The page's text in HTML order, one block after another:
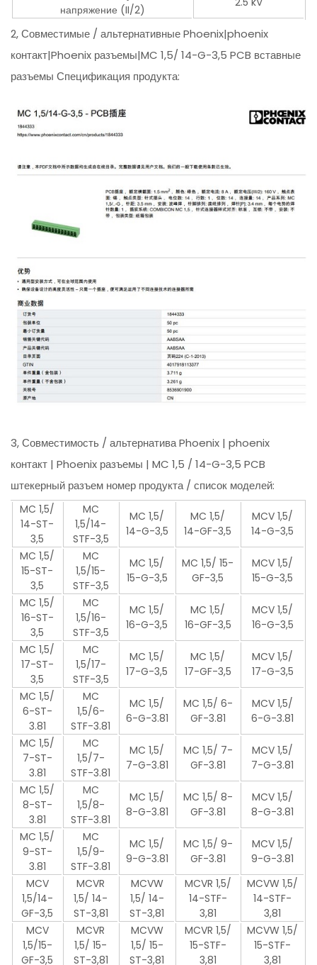
напряжение (II/2)
2, Совместимые / альтернативные Phoenix|phoenix
контакт|Phoenix разъемы|MC 1,5/ 14-G-3,5 PCB вставные
разъемы Спецификация продукта:
3, Совместимость / альтернатива Phoenix | phoenix
контакт | Phoenix разъемы | MC 1,5 / 14-G-3,5 PCB
штекерный разъем номер продукта / список моделей:
MC 1,5/
14-ST-
3,5
MC
1,5/14-
STF-3,5
MC 1,5/
14-G-3,5
MC 1,5/
14-GF-3,5
MCV 1,5/
14-G-3,5
MC 1,5/
15-ST-
3,5
MC
1,5/15-
STF-3,5
MC 1,5/
15-G-3,5
MC 1,5/ 15-
GF-3,5
MCV 1,5/
15-G-3,5
MC 1,5/
16-ST-
3,5
MC
1,5/16-
STF-3,5
MC 1,5/
16-G-3,5
MC 1,5/
16-GF-3,5
MCV 1,5/
16-G-3,5
MC 1,5/
17-ST-
3,5
MC
1,5/17-
STF-3,5
MC 1,5/
17-G-3,5
MC 1,5/
17-GF-3,5
MCV 1,5/
17-G-3,5
MC 1,5/
6-ST-
3.81
MC
1,5/6-
STF-3.81
MC 1,5/
6-G-3.81
MC 1,5/ 6-
GF-3.81
MCV 1,5/
6-G-3.81
MC 1,5/
7-ST-
3.81
MC
1,5/7-
STF-3.81
MC 1,5/
7-G-3.81
MC 1,5/ 7-
GF-3.81
MCV 1,5/
7-G-3.81
MC 1,5/
8-ST-
3.81
MC
1,5/8-
STF-3.81
MC 1,5/
8-G-3.81
MC 1,5/ 8-
GF-3.81
MCV 1,5/
8-G-3.81
MC 1,5/
9-ST-
3.81
MC
1,5/9-
STF-3.81
MC 1,5/
9-G-3.81
MC 1,5/ 9-
GF-3.81
MCV 1,5/
9-G-3.81
MCV
1,5/14-
GF-3,5
MCVR
1,5/ 14-
ST-3,81
MCVW
1,5/ 14-
ST-3,81
MCVR 1,5/
14-STF-
3,81
MCVW 1,5/
14-STF-
3,81
MCV
1,5/15-
GF-3,5
MCVR
1,5/ 15-
ST-3,81
MCVW
1,5/ 15-
ST-3,81
MCVR 1,5/
15-STF-
3,81
MCVW 1,5/
15-STF-
3,81